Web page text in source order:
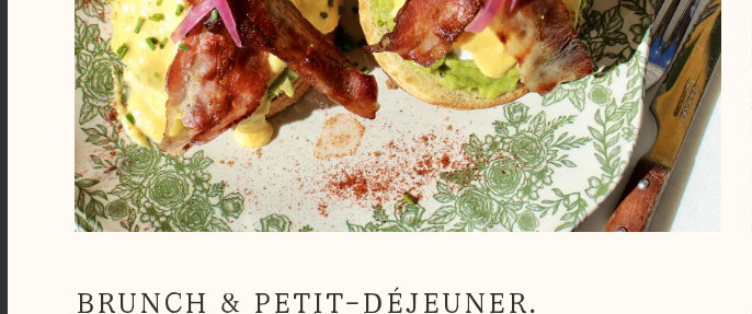
BRUNCH & PETIT-DÉJEUNER.